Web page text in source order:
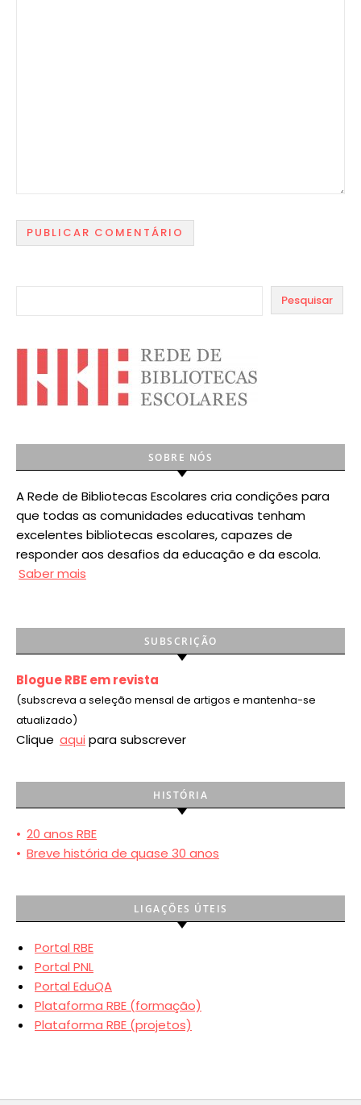
Pesquisar
SOBRE NÓS
A Rede de Bibliotecas Escolares cria condições para
que todas as comunidades educativas tenham
excelentes bibliotecas escolares, capazes de
responder aos desafios da educação e da escola.
Saber mais
SUBSCRIÇÃO
Blogue RBE em revista
(subscreva a seleção mensal de artigos e mantenha-se
atualizado)
Clique aqui para subscrever
HISTÓRIA
• 20 anos RBE
• Breve história de quase 30 anos
LIGAÇÕES ÚTEIS
Portal RBE
Portal PNL
Portal EduQA
Plataforma RBE (formação)
Plataforma RBE (projetos)